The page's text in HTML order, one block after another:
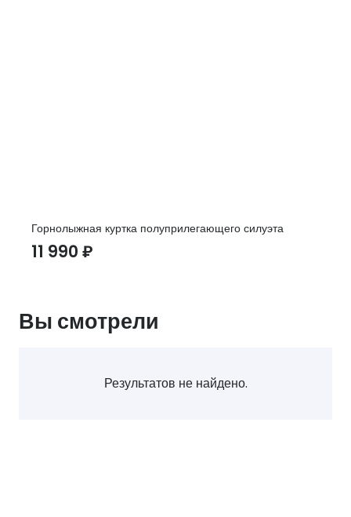
Горнолыжная куртка полуприлегающего силуэта
11 990 ₽
Вы смотрели
Результатов не найдено.